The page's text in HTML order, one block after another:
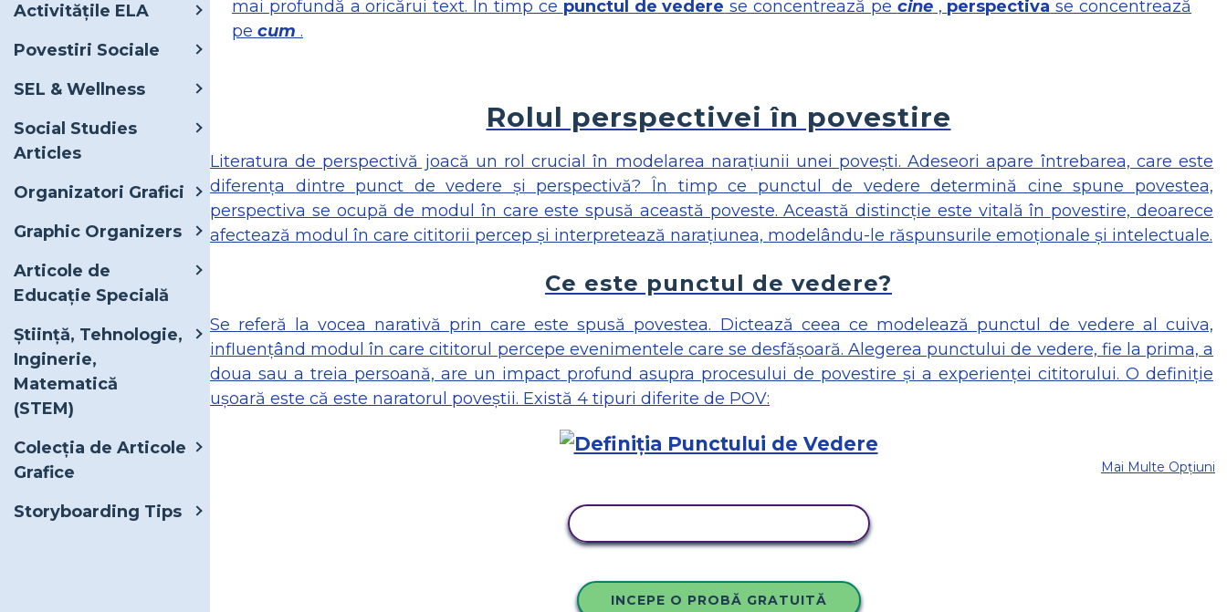
Activitățile ELA
Povestiri Sociale
SEL & Wellness
Social Studies
Articles
Organizatori Grafici
Graphic Organizers
Articole de
Educație Specială
Știință, Tehnologie,
Inginerie,
Matematică
(STEM)
Colecția de Articole
Grafice
Storyboarding Tips
mai profundă a oricărui text. În timp ce punctul de vedere se concentrează pe cine, perspectiva se concentrează
pe cum .
Rolul perspectivei în povestire
Literatura de perspectivă joacă un rol crucial în modelarea narațiunii unei povești. Adeseori apare întrebarea, care este
diferența dintre punct de vedere și perspectivă? În timp ce punctul de vedere determină cine spune povestea,
perspectiva se ocupă de modul în care este spusă această poveste. Această distincție este vitală în povestire, deoarece
afectează modul în care cititorii percep și interpretează narațiunea, modelându-le răspunsurile emoționale și intelectuale.
Ce este punctul de vedere?
Se referă la vocea narativă prin care este spusă povestea. Dictează ceea ce modelează punctul de vedere al cuiva,
influențând modul în care cititorul percepe evenimentele care se desfășoară. Alegerea punctului de vedere, fie la prima, a
doua sau a treia persoană, are un impact profund asupra procesului de povestire și a experienței cititorului. O definiție
ușoară este că este naratorul poveștii. Există 4 tipuri diferite de POV:
Mai Multe Opțiuni
INCEPE O PROBĂ GRATUITĂ